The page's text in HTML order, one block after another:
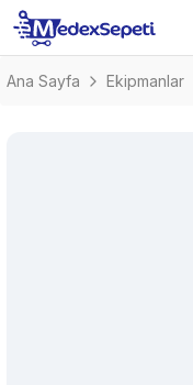
Ana Sayfa Ekipmanlar